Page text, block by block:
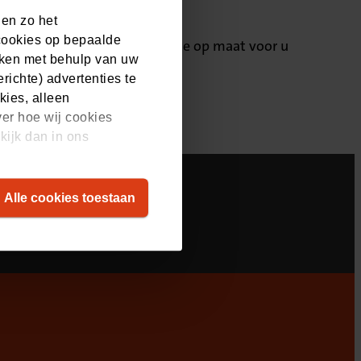
zo het
op bepaalde
met behulp van uw
advertenties te
alleen
hoe wij cookies
dan in ons
Alle cookies toestaan
en stellen een offerte op maat voor u
English